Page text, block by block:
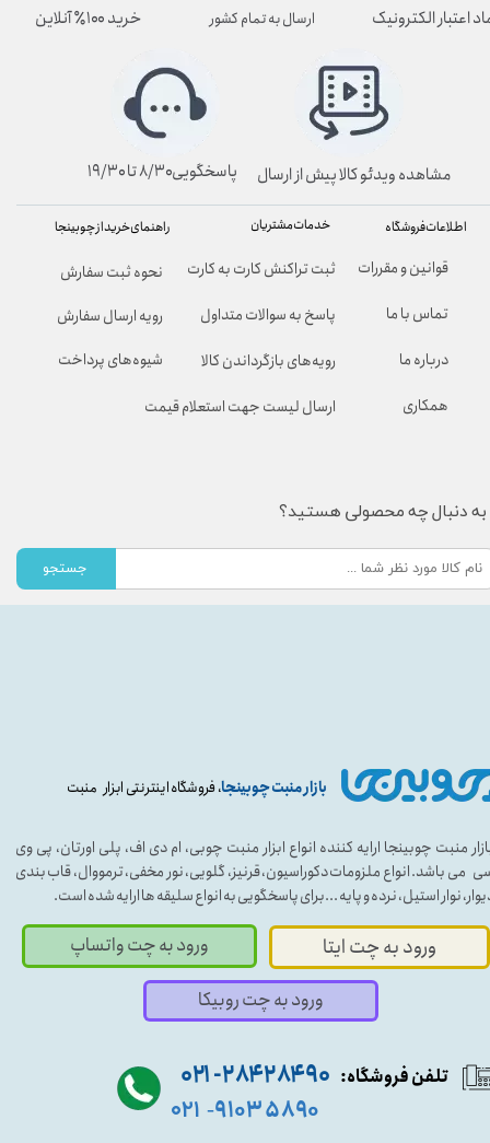
بازار منبت چوبینجا، فروشگاه اینترنتی ابزار منبت
منبت چوبینجا ارایه کننده انواع ابزار منبت چوبی، ام دی اف، پلی اورتان، پی وی
می باشد. انواع ملزومات دکوراسیون، قرنیز، گلویی، نور مخفی، ترمووال، قاب بندی
نوار استیل، نرده و پایه ...برای پاسخگویی به انواع سلیقه ها ارایه شده است.
ورود به چت ایتا ورود به چت واتساپ
تلفن فروشگاه: ۹۰ ۲۸۴ ۲۸۴- ۰۲۱
۵۸۹۰ ۹۱۰۳ -۰۲۱
ورود به چت روبیکا
راهنمای خرید از چوبینجا
نحوه ثبت سفارش
رویه ارسال سفارش
شیوه‌های پرداخت
خدمات مشتریان
ثبت تراکنش کارت به کارت
پاسخ به سوالات متداول
رویه‌های بازگرداندن کالا
ارسال لیست جهت استعلام قیمت
اطلاعات فروشگاه
قوانین و مقررات
تماس با ما
درباره ما
همکاری
به دنبال چه محصولی هستید؟
جستجو
ارسال به تمام کشور
پاسخگویی۸/۳۰ تا ۱۹/۳۰
اعتبار الکترونیک خرید ۱۰۰٪ آنلاین
مشاهده ویدئو کالا پیش از ارسال